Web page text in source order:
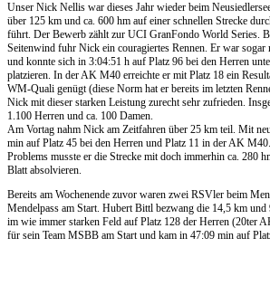
Unser Nick Nellis war dieses Jahr wieder beim
über 125 km und ca. 600 hm auf einer schnellen Strecke
führt. Der Bewerb zählt zur UCI GranFondo World Series.
Seitenwind fuhr Nick ein couragiertes Rennen. Er war sogar
und konnte sich in 3:04:51 h auf Platz 96 bei den Herren
platzieren. In der AK M40 erreichte er mit Platz 18 ein
WM-Quali genügt (diese Norm hat er bereits im letzten
Nick mit dieser starken Leistung zurecht sehr zufrieden.
1.100 Herren und ca. 100 Damen.
Am Vortag nahm Nick am Zeitfahren über 25 km teil. Mit
min auf Platz 45 bei den Herren und Platz 11 in der AK
Problems musste er die Strecke mit doch immerhin ca. 280
Blatt absolvieren.
Bereits am Wochenende zuvor waren zwei RSVler beim
Mendelpass am Start. Hubert Bittl bezwang die 14,5 km
im wie immer starken Feld auf Platz 128 der Herren (20ter
für sein Team MSBB am Start und kam in 47:09 min auf